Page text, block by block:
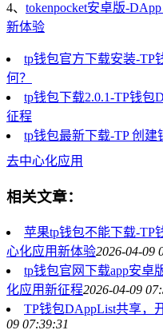
4、 tokenpocket安卓版-
新体验
tp钱包官方下载安装-TP
何？
tp钱包下载2.0.1-TP钱
征程
tp钱包最新下载-TP 创
去中心化应用
相关文章：
苹果tp钱包不能下载-TP
心化应用新体验2026-04-09
tp钱包官网下载app安卓
化应用新征程2026-04-09
TP钱包DAppList共享，
09 07:39:31